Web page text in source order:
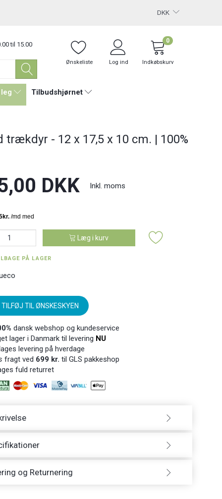
DKK
til 15.00
Ønskeliste Log ind Indkøbskurv
0
Tilbudshjørnet
trækdyr - 12 x 17,5 x 10 cm. | 100%
DKK Inkl. moms
Læg i kurv
PÅ LAGER
TILFØJ TIL ØNSKESKYEN
dansk webshop og kundeservice
lager i Danmark til levering NU
levering på hverdage
fragt ved 699 kr. til GLS pakkeshop
fuld returret
og Returnering